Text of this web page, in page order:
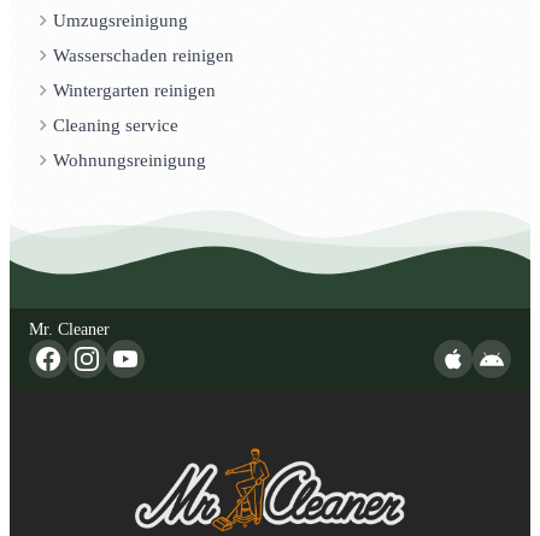
Umzugsreinigung
Wasserschaden reinigen
Wintergarten reinigen
Cleaning service
Wohnungsreinigung
Mr. Cleaner